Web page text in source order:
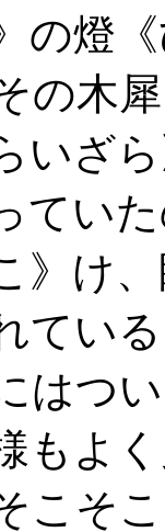
の燈
の木
いざ
てい
》け
てい
はつ
もよ
こそ